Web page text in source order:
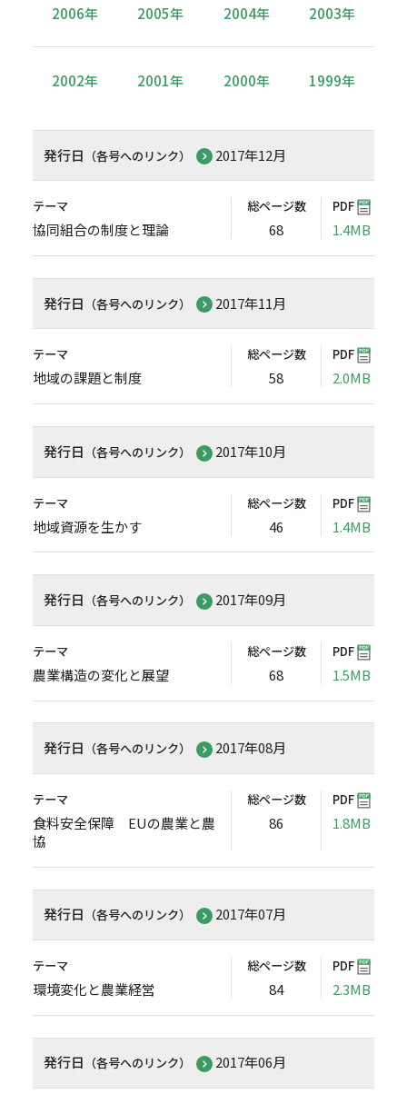
2006年 2005年 2004年 2003年
2002年 2001年 2000年 1999年
発行日 （各号へのリンク） 2017年12月
テーマ
協同組合の制度と理論
総ページ数
68
PDF
1.4MB
発行日 （各号へのリンク） 2017年11月
テーマ
地域の課題と制度
総ページ数
58
PDF
2.0MB
発行日 （各号へのリンク） 2017年10月
テーマ
地域資源を生かす
総ページ数
46
PDF
1.4MB
発行日 （各号へのリンク） 2017年09月
テーマ
農業構造の変化と展望
総ページ数
68
PDF
1.5MB
発行日 （各号へのリンク） 2017年08月
テーマ
食料安全保障 EUの農業と農
協
総ページ数
86
PDF
1.8MB
発行日 （各号へのリンク） 2017年07月
テーマ
環境変化と農業経営
総ページ数
84
PDF
2.3MB
発行日 （各号へのリンク） 2017年06月